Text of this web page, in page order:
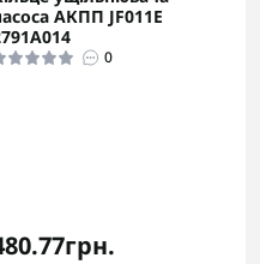
АКПП JF011E
0